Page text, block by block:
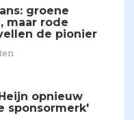
groene
maar rode
de pionier
opnieuw
sponsormerk'